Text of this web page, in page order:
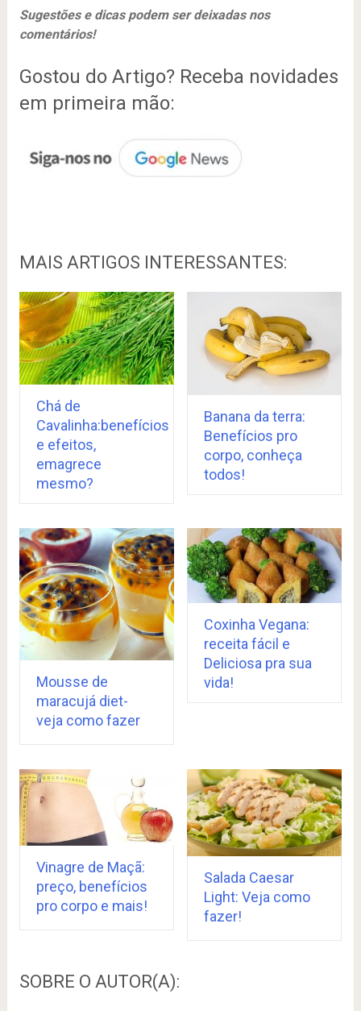
Sugestões e dicas podem ser deixadas nos
comentários!
Gostou do Artigo? Receba novidades
em primeira mão:
MAIS ARTIGOS INTERESSANTES:
Chá de
Cavalinha:benefícios
e efeitos,
emagrece
mesmo?
Banana da terra:
Benefícios pro
corpo, conheça
todos!
Mousse de
maracujá diet-
veja como fazer
Coxinha Vegana:
receita fácil e
Deliciosa pra sua
vida!
Vinagre de Maçã:
preço, benefícios
pro corpo e mais!
Salada Caesar
Light: Veja como
fazer!
SOBRE O AUTOR(A):